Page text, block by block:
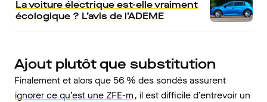
La voiture électrique est-elle vraiment
écologique ? L’avis de l’ADEME
Ajout plutôt que substitution
Finalement et alors que 56 % des sondés assurent
ignorer ce qu’est une ZFE-m, il est difficile d’entrevoir un